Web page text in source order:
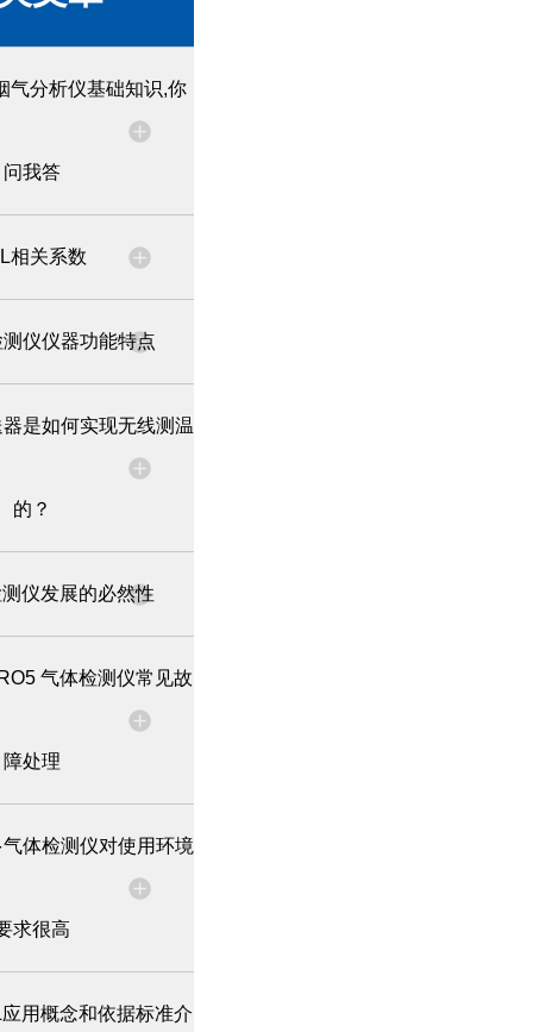
气分析仪基础知识,你
问我答
相关系数
仪仪器功能特点
是如何实现无线测温
的？
仪发展的必然性
气体检测仪常见故
障处理
体检测仪对使用环境
求很高
用概念和依据标准介